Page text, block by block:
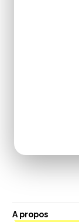
A propos